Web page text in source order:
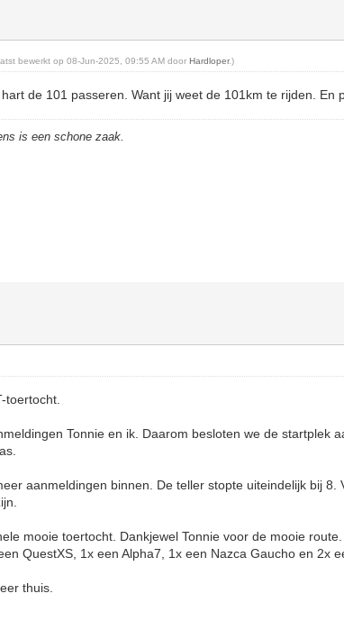
bewerkt op 08-Jun-2025, 09:55 AM doorHardloper.)
de 101 passeren. Want jij weet de 101km te rijden. En
is een schone zaak.
toertocht.
Tonnie en ik. Daarom besloten we de startplek
aanmeldingen binnen. De teller stopte uiteindelijk bij 8.
mooie toertocht. Dankjewel Tonnie voor de mooie route.
QuestXS, 1x een Alpha7, 1x een Nazca Gaucho en 2x
thuis.